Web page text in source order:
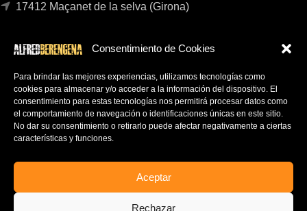
Consentimiento de Cookies
Para brindar las mejores experiencias, utilizamos tecnologías como
cookies para almacenar y/o acceder a la información del dispositivo. El
consentimiento para estas tecnologías nos permitirá procesar datos como
el comportamiento de navegación o identificaciones únicas en este sitio.
No dar su consentimiento o retirarlo puede afectar negativamente a ciertas
características y funciones.
Aceptar
Rechazar
17412 Maçanet de la selva (Girona)
POLÍTICA DE PRIVACIDAD
AVISO LEGAL
CONTACTO
AL NEWSLETTER